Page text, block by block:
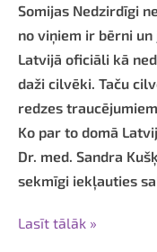
Somijas Nedzirdīgi
no viņiem ir bērni un
Latvijā oficiāli kā
daži cilvēki. Taču
redzes
Ko par to domā
Dr. med. Sandra
sekmīgi iekļauties
Lasīt tālāk »